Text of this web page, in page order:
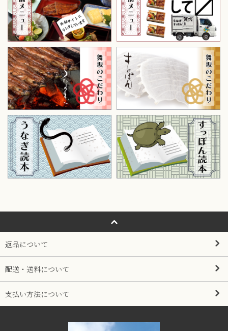
返品について
配送・送料について
支払い方法について